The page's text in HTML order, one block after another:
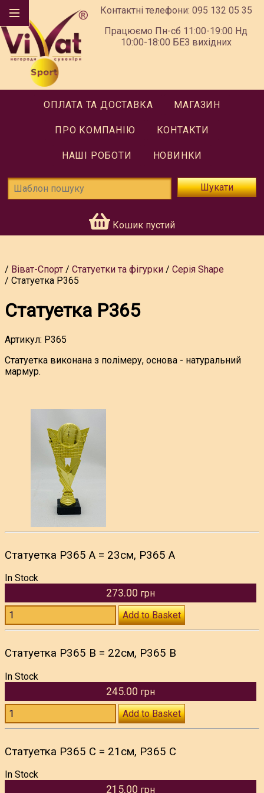
Контактні телефони: 095 132 05 35
Працюємо Пн-сб 11:00-19:00 Нд
10:00-18:00 БЕЗ вихідних
ОПЛАТА ТА ДОСТАВКА МАГАЗИН
ПРО КОМПАНІЮ КОНТАКТИ
НАШІ РОБОТИ НОВИНКИ
Шукати
Кошик пустий
Віват-Спорт Статуетки та фігурки
Серія Shape
Статуетка P365
Статуетка P365
Артикул: P365
Статуетка виконана з полімеру, основа - натуральний
мармур.
Статуетка P365 A = 23см, P365 A
In Stock
273.00 грн
Add to Basket
Статуетка P365 B = 22см, P365 B
In Stock
245.00 грн
Add to Basket
Статуетка P365 C = 21см, P365 C
In Stock
215.00 грн